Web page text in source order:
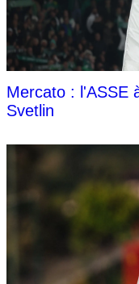
Mercato : l'ASSE
Svetlin